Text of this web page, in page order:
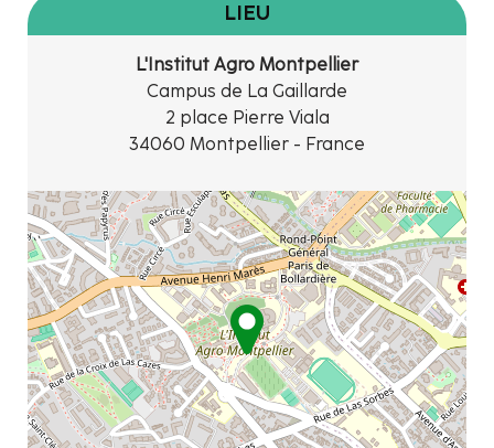
LIEU
L'Institut Agro Montpellier
Campus de La Gaillarde
2 place Pierre Viala
34060 Montpellier - France